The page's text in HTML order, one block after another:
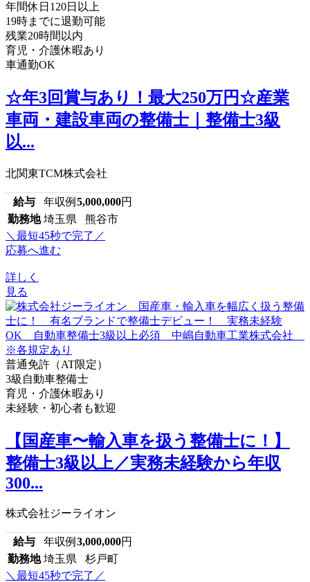
年間休日120日以上
19時までに退勤可能
残業20時間以内
育児・介護休暇あり
車通勤OK
☆年3回賞与あり！最大250万円☆産業
車両・建設車両の整備士｜整備士3級
以...
北関東TCM株式会社
給与 年収例 5,000,000円
勤務地 埼玉県 熊谷市
＼最短45秒で完了／
応募へ進む
詳しく
見る
普通免許（AT限定）
3級自動車整備士
育児・介護休暇あり
未経験・初心者も歓迎
【国産車〜輸入車を扱う整備士に！】
整備士3級以上／実務未経験から年収
300...
株式会社ジーライオン
給与 年収例 3,000,000円
勤務地 埼玉県 杉戸町
＼最短45秒で完了／